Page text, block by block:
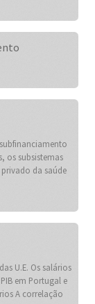
os subsistemas
da saúde
U.E. Os salários
em Portugal e
A correlação